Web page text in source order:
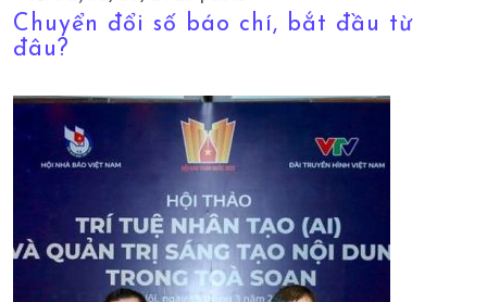
Chuyển đổi số báo chí, bắt đầu từ
đâu?